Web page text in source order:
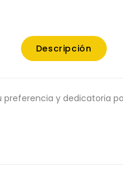
Descripción
preferencia y dedicatoria